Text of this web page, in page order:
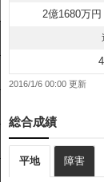
2億1680万円
2016/1/6 00:00
総合成績
平地 障害